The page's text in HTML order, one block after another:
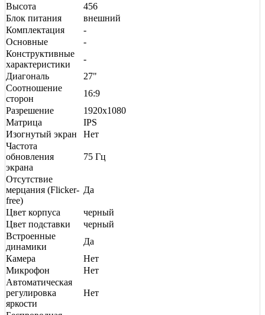
Высота
456
Блок питания
внешний
Комплектация
-
Основные
-
Конструктивные
характеристики
-
Диагональ
27"
Соотношение
сторон
16:9
Разрешение
1920x1080
Матрица
IPS
Изогнутый экран
Нет
Частота
обновления
экрана
75 Гц
Отсутствие
мерцания (Flicker-
free)
Да
Цвет корпуса
черный
Цвет подставки
черный
Встроенные
динамики
Да
Камера
Нет
Микрофон
Нет
Автоматическая
регулировка
яркости
Нет